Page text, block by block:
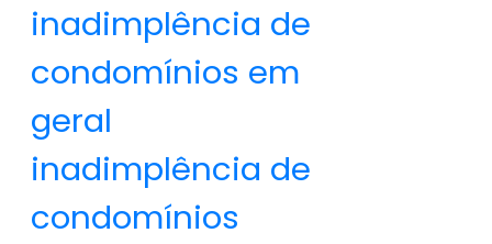
inadimplência de
condomínios em
geral
inadimplência de
condomínios